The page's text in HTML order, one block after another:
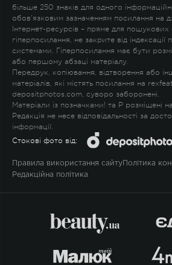
більше 250 знаків для одного
обов'язковим зазначенням посилання на
Інтернет-ресурсів – пряме для пошукових
гіперпосилання, не закрите від
системами. Гіперпосилання має бути
або першому абзаці матеріалу.
Передрук, копіювання, відтворення або
матеріалів, які містять посилання на
depositphotos.com, суворо заборонені.
Матеріали із позначками! та P розміщені
Редакція не несе відповідальності за
інформації.
Стокові фото від:
Правила використання сайту Політика
Редакційна політика